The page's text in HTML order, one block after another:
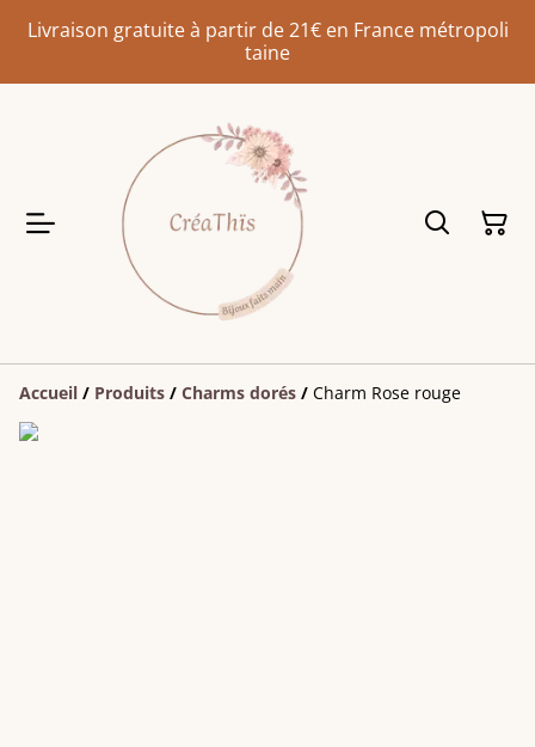
Livraison gratuite à partir de 21€ en France métropoli
taine
Accueil / Produits / Charms dorés / Charm Rose rouge